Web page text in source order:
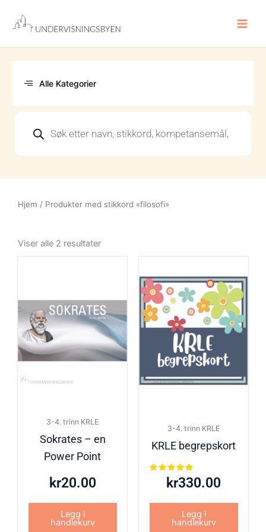
innholdet
Alle Kategorier
search
Hjem / Produkter med stikkord «filosofi»
Viser alle 2 resultateretter
3-4. trinn KRLE
Sokrates – en
Power Point
kr20.00
Legg i
handlekurv
3-4. trinn KRLE
KRLE begrepskort
Vurdert
5.00
kr330.00
Legg i
handlekurv